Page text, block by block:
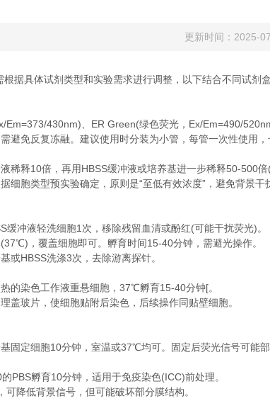
更新时间：
具体试剂类型和实验需求进行调整，以下结合不同试剂盒
430nm)、ER Green(绿色荧光，Ex/Em=490/
免反复冻融。建议使用时分装为小管，每管一次性使用，
释10倍，再用HBSS缓冲液或培养基进一步稀释50-500倍
胞类型预实验确定，原则是“至低有效浓度”，避免背景干
冲液轻洗细胞1次，移除残留血清或酚红(可能干扰荧光)。
，覆盖细胞即可。孵育时间15-40分钟，需避光操作。
HBSS洗涤3次，去除游离探针。
染色工作液重悬细胞，37℃孵育15-40分钟[。
玻片，使细胞贴附后染色，后续操作同贴壁细胞。
定细胞10分钟，室温或37℃均可。固定后荧光信号可能部
孵育10分钟，适用于免疫染色(ICC)前处理。
降低背景信号，但可能破坏部分膜结构。